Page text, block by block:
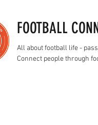
FOOTBALL
All about football life -
Connect people through